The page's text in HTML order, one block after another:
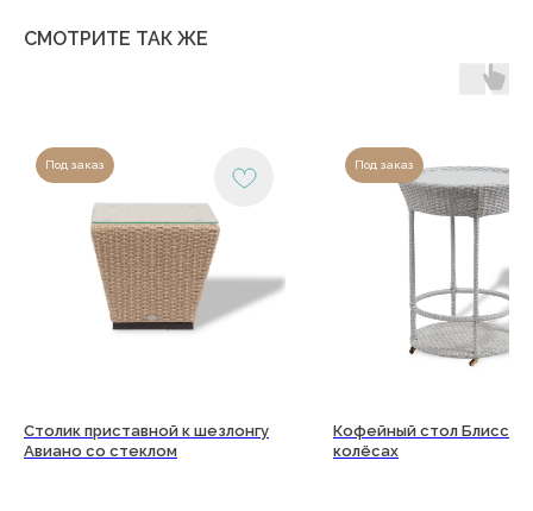
СМОТРИТЕ ТАК ЖЕ
Под заказ
Столик приставной к шезлонгу
Авиано со стеклом
Под заказ
Кофейный стол Блисс на
колёсах